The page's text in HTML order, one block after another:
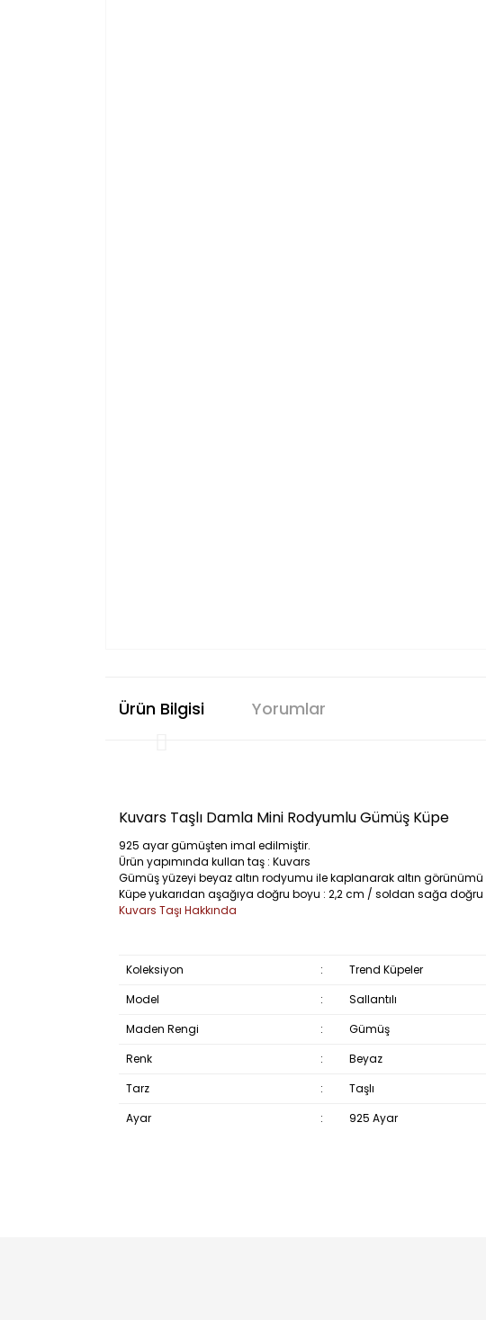
Ürün Bilgisi Yorumlar
Kuvars Taşlı Damla Mini Rodyumlu Gümüş Küpe
925 ayar gümüşten imal edilmiştir.
Ürün yapımında kullan taş : Kuvars
Gümüş yüzeyi beyaz altın rodyumu ile kaplanarak altın görünümü
Küpe yukarıdan aşağıya doğru boyu : 2,2 cm / soldan sağa doğru
Kuvars Taşı Hakkında
Koleksiyon :
Trend Küpeler
Model
:
Sallantılı
Maden Rengi
:
Gümüş
Renk
:
Beyaz
Tarz
:
Taşlı
Ayar
: 925 Ayar